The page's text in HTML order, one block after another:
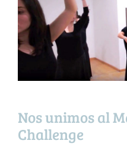
grande
Nos unimos al
Challenge